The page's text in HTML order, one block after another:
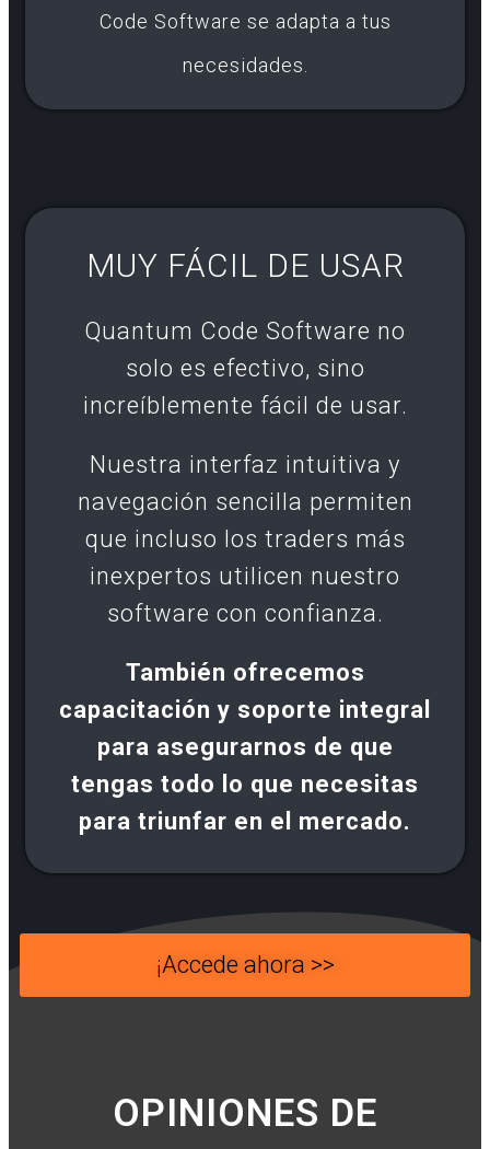
Code Software se adapta a tus
necesidades.
MUY FÁCIL DE USAR
Quantum Code Software no
solo es efectivo, sino
increíblemente fácil de usar.
Nuestra interfaz intuitiva y
navegación sencilla permiten
que incluso los traders más
inexpertos utilicen nuestro
software con confianza.
También ofrecemos
capacitación y soporte integral
para asegurarnos de que
tengas todo lo que necesitas
para triunfar en el mercado.
¡Accede ahora >>
OPINIONES DE